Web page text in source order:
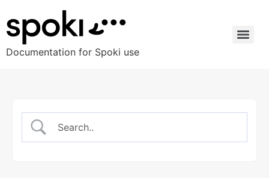
Documentation for Spoki use